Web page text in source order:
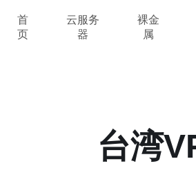
首
页
云服务
器
裸金
属
台湾